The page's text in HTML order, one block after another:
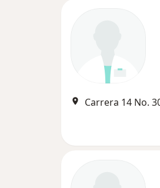
Carrera 14 No.